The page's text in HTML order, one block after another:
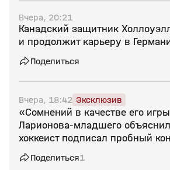
Вчера, 20:21
Канадский защитник
и продолжит карьеру в
Поделиться
Вчера, 18:42 Эксклюзив
«Сомнений в качестве его
Ларионова‑младшего
хоккеист подписал пробный
Поделиться1